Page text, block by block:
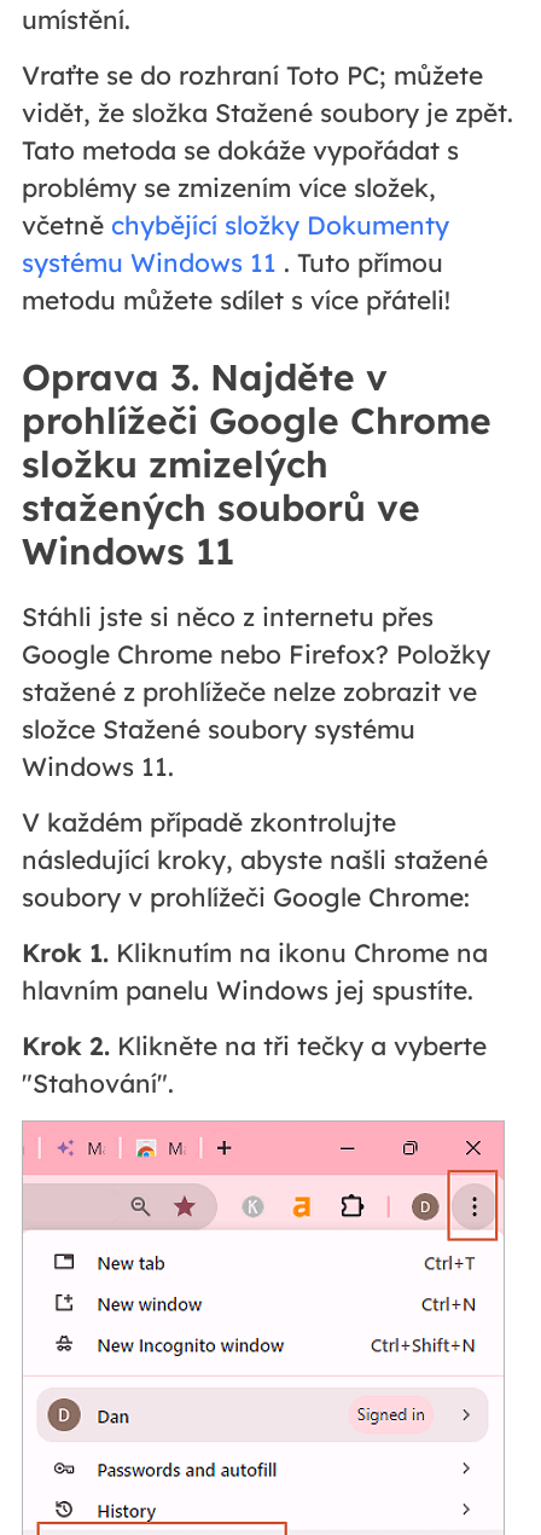
umístění.
Vraťte se do rozhraní Toto PC; můžete
vidět, že složka Stažené soubory je zpět.
Tato metoda se dokáže vypořádat s
problémy se zmizením více složek,
včetně chybějící složky Dokumenty
systému Windows 11 . Tuto přímou
metodu můžete sdílet s více přáteli!
Oprava 3. Najděte v
prohlížeči Google Chrome
složku zmizelých
stažených souborů ve
Windows 11
Stáhli jste si něco z internetu přes
Google Chrome nebo Firefox? Položky
stažené z prohlížeče nelze zobrazit ve
složce Stažené soubory systému
Windows 11.
V každém případě zkontrolujte
následující kroky, abyste našli stažené
soubory v prohlížeči Google Chrome:
Krok 1.Kliknutím na ikonu Chrome na
hlavním panelu Windows jej spustíte.
Krok 2.Klikněte na tři tečky a vyberte
"Stahování".